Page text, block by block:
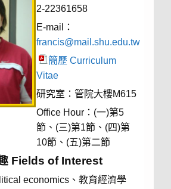
2-22361658
E-mail：
francis@mail.shu.edu.tw
簡歷 Curriculum
Vitae
研究室：管院大樓M615
Office Hour：(一)第5
節、(三)第1節、(四)第
10節、(五)第二節
Fields of Interest
economics、教育經濟學